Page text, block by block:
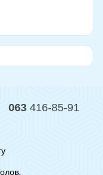
063 416-85-91